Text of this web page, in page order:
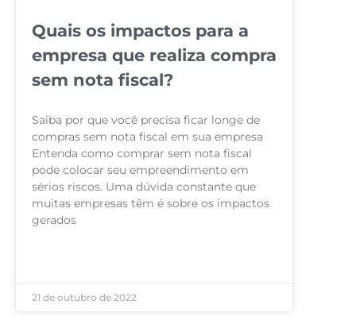
Quais os impactos para a
empresa que realiza compra
sem nota fiscal?
Saiba por que você precisa ficar longe de
compras sem nota fiscal em sua empresa
Entenda como comprar sem nota fiscal
pode colocar seu empreendimento em
sérios riscos. Uma dúvida constante que
muitas empresas têm é sobre os impactos
gerados
21 de outubro de 2022